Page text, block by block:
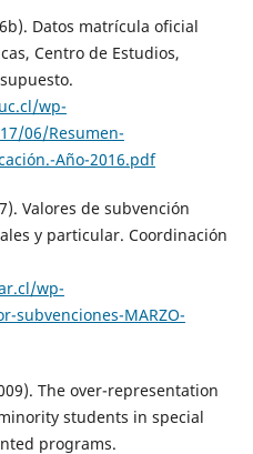
Datos matrícula oficial
Centro de Estudios,
wp-
06/Resumen-
Año-2016.pdf
Valores de subvención
y particular. Coordinación
wp-
subvenciones-MARZO-
The over-representation
students in special
programs.